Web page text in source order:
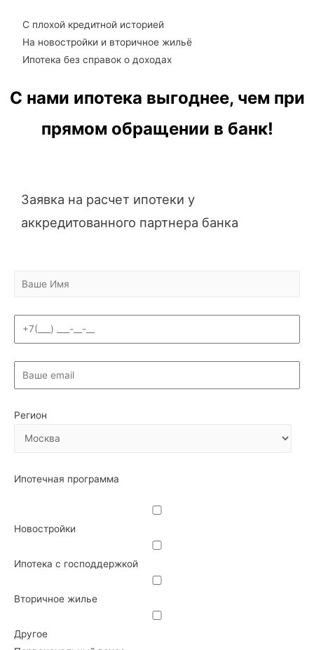
С плохой кредитной историей
На новостройки и вторичное жильё
Ипотека без справок о доходах
С нами ипотека выгоднее, чем при
прямом обращении в банк!
Заявка на расчет ипотеки у
аккредитованного партнера банка
Регион
Ипотечная программа
Новостройки
Ипотека с господдержкой
Вторичное жилье
Другое